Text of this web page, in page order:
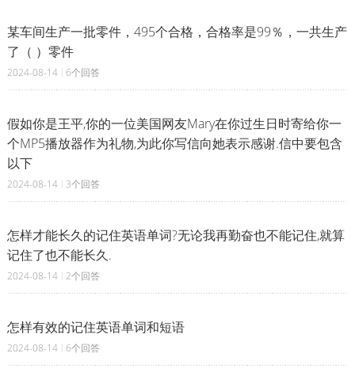
某车间生产一批零件，495个合格，合格率是99％，一共生产
了（ ）零件
2024-08-14 6个回答
假如你是王平,你的一位美国网友Mary在你过生日时寄给你一
个MP5播放器作为礼物,为此你写信向她表示感谢.信中要包含
以下
2024-08-14 3个回答
怎样才能长久的记住英语单词?无论我再勤奋也不能记住,就算
记住了也不能长久.
2024-08-14 2个回答
怎样有效的记住英语单词和短语
2024-08-14 6个回答